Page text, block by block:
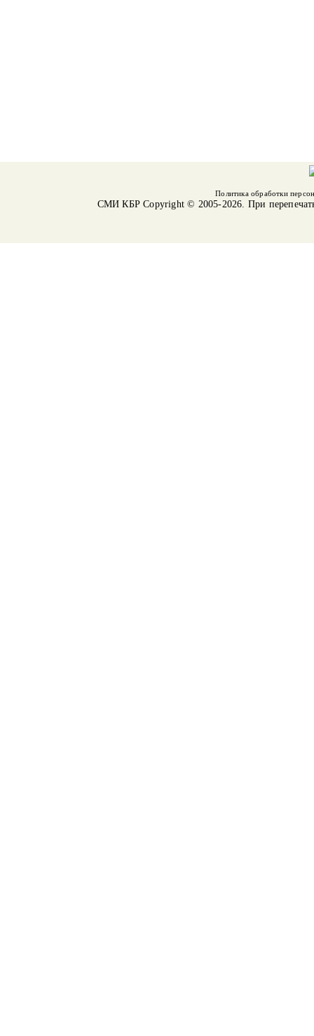
Политика обработки
СМИ КБРCopyright © 2005-2026. При